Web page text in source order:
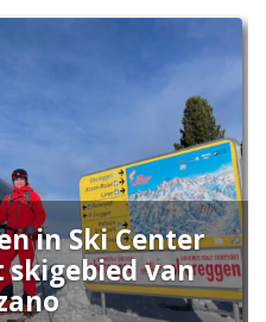
in Ski Center
skigebied van